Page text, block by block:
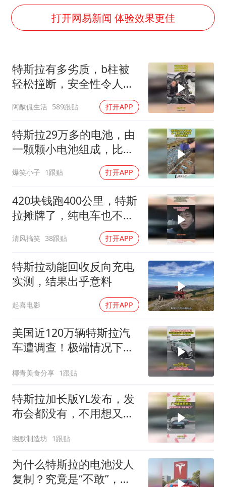
首次证实！“胶球”存在
奋进开新局 实干挑大梁
打开网易新闻 体验效果更佳
特斯拉有多劣质，b柱被
轻松撞断，安全性令人担
阿酞侃生活 589跟贴 打开APP
特斯拉29万多的电池，由
一颗颗小电池组成，比车
爆笑小子 1跟贴 打开APP
420块钱跑400公里，特斯
拉摊牌了，纯电车也不省
清风搞笑 38跟贴 打开APP
特斯拉动能回收反向充电
实测，结果出乎意料
起喜电影 打开APP
美国近120万辆特斯拉汽
车遭调查！极端情况下可
椰青美食分享 1跟贴
特斯拉加长版YL发布，发
布会都没有，不用想又卖
幽默制造坊 1跟贴
为什么特斯拉的电池没人
复制？究竟是“不敢”，还